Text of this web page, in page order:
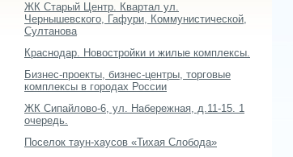
ЖК Старый Центр. Квартал ул.
Чернышевского, Гафури, Коммунистической,
Султанова
Краснодар. Новостройки и жилые комплексы.
Бизнес-проекты, бизнес-центры, торговые
комплексы в городах России
ЖК Сипайлово-6, ул. Набережная, д.11-15. 1
очередь.
Поселок таун-хаусов «Тихая Слобода»